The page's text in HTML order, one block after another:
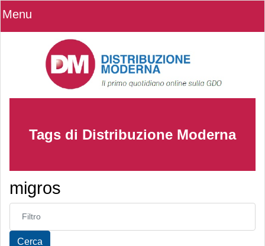
Menu
Tags di Distribuzione Moderna
migros
Inserisci parte del titolo
Cerca